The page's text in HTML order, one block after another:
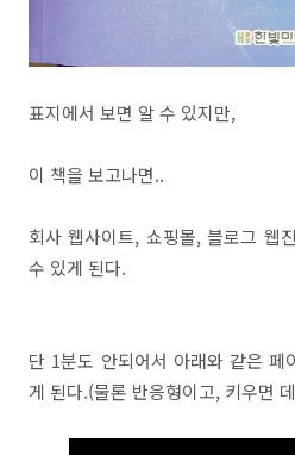
표지에서 보면 알 수 있지만,
이 책을 보고나면..
회사 웹사이트, 쇼핑몰, 블로그 웹
수 있게 된다.
단 1분도 안되어서 아래와 같은 페
게 된다.(물론 반응형이고, 키우면